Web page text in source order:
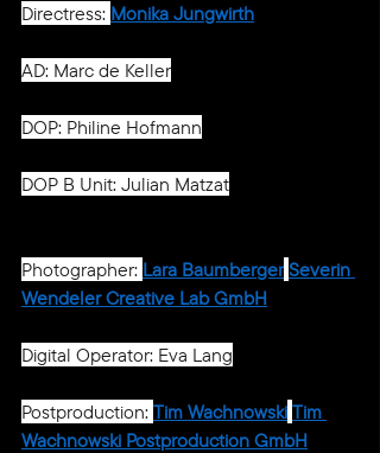
Directress: Monika Jungwirth
AD: Marc de Keller
DOP: Philine Hofmann
DOP B Unit: Julian Matzat
Photographer: Lara Baumberger Severin
Wendeler Creative Lab GmbH
Digital Operator: Eva Lang
Postproduction: Tim Wachnowski Tim
Wachnowski Postproduction GmbH